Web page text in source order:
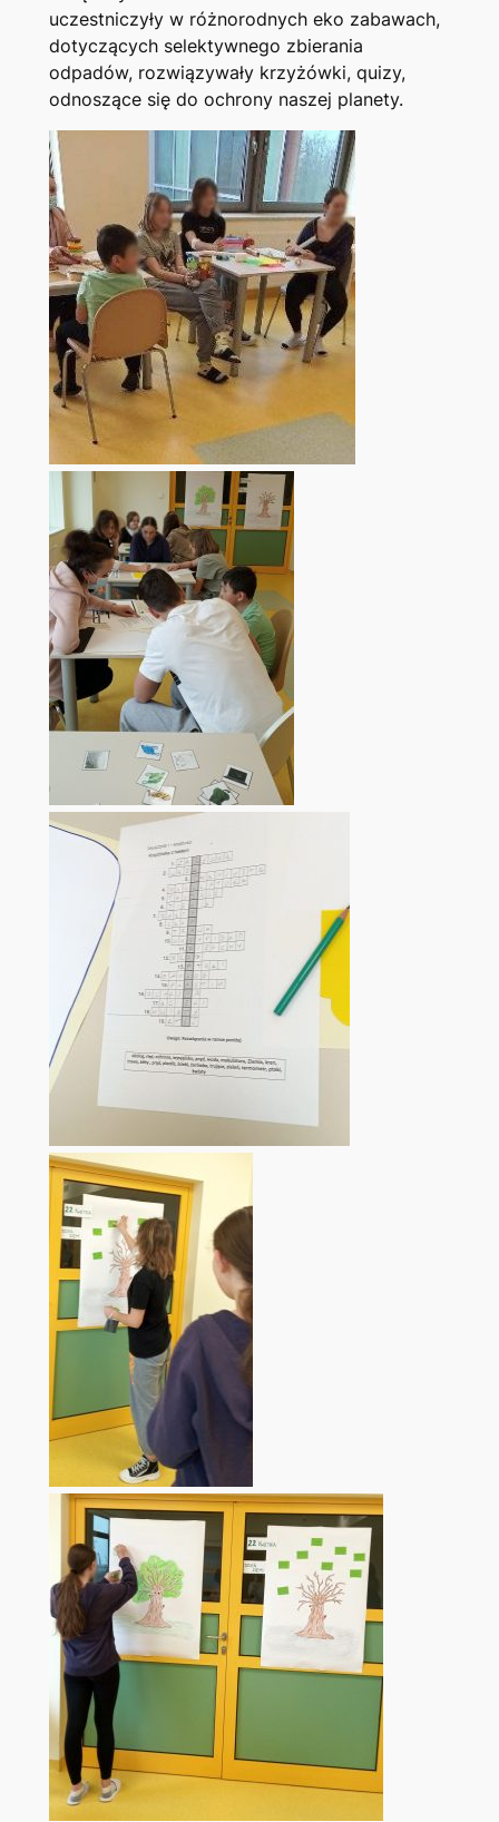
uczestniczyły w różnorodnych eko zabawach,
dotyczących selektywnego zbierania
odpadów, rozwiązywały krzyżówki, quizy,
odnoszące się do ochrony naszej planety.